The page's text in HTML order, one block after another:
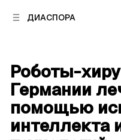
ДИАСПОРА
Роботы-
Германии
помощью
интеллекта